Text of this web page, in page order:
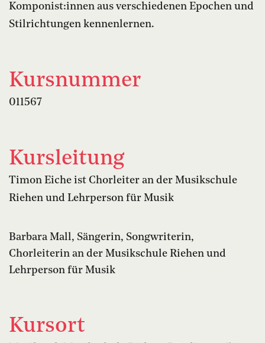
Komponist:innen aus verschiedenen Epochen und
Stilrichtungen kennenlernen.
Kursnummer
011567
Kursleitung
Timon Eiche ist Chorleiter an der Musikschule
Riehen und Lehrperson für Musik
Barbara Mall, Sängerin, Songwriterin,
Chorleiterin an der Musikschule Riehen und
Lehrperson für Musik
Kursort